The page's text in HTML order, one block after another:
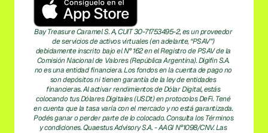
Bay Treasure Caramel S. A, CUIT 30-71753495-2, es un proveedor
de servicios de activos virtuales (en adelante, “PSAV”)
debidamente inscrito bajo el N° 162 en el Registro de PSAV de la
Comisión Nacional de Valores (República Argentina). Digifin S.A.
no es una entidad financiera. Los fondos en la cuenta de pago no
son depósitos ni tienen garantía de la ley de entidades
financieras. Al activar rendimientos de Dólar Digital, estás
colocando tus Dólares Digitales (USDt) en protocolos DeFi. Tené
en cuenta que la tasa varía con el mercado y no está garantizada.
Podés ganar o perder parte de lo colocado. Consulta los Términos
y condiciones. Quaestus Advisory S.A. - AAGI N°1098/CNV. Las